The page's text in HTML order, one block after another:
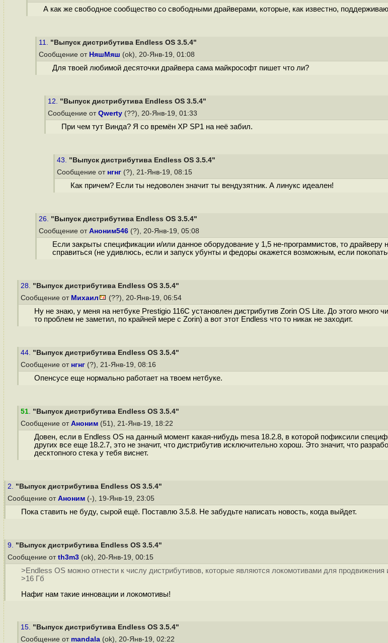
А как же свободное сообщество со свободными драйверами, которые, как известно,
11. "Выпуск дистрибутива Endless OS 3.5.4"
Сообщение от НяшМяш (ok), 20-Янв-19, 01:08
Для твоей любимой десяточки драйвера сама майкрософт пишет что ли?
12. "Выпуск дистрибутива Endless OS 3.5.4"
Сообщение от Qwerty (??), 20-Янв-19, 01:33
При чем тут Винда? Я со времён XP SP1 на неё забил.
43. "Выпуск дистрибутива Endless OS 3.5.4"
Сообщение от нгнг (?), 21-Янв-19, 08:15
Как причем? Если ты недоволен значит ты вендузятник. А линукс идеален!
26. "Выпуск дистрибутива Endless OS 3.5.4"
Сообщение от Аноним546 (?), 20-Янв-19, 05:08
Если закрыты спецификации и/или данное оборудование у 1,5 не-программистов, то
справиться (не удивлюсь, если и запуск убунты и федоры окажется возможным, если
28. "Выпуск дистрибутива Endless OS 3.5.4"
Сообщение от Михаил (??), 20-Янв-19, 06:54
Ну не знаю, у меня на нетбуке Prestigio 116C установлен дистрибутив Zorin OS Lite. До этого много
то проблем не заметил, по крайней мере с Zorin) а вот этот Endless что то никак не заходит.
44. "Выпуск дистрибутива Endless OS 3.5.4"
Сообщение от нгнг (?), 21-Янв-19, 08:16
Опенсусе еще нормально работает на твоем нетбуке.
51. "Выпуск дистрибутива Endless OS 3.5.4"
Сообщение от Аноним (51), 21-Янв-19, 18:22
Довен, если в Endless OS на данный момент какая-нибудь mesa 18.2.8, в которой пофиксили
других все еще 18.2.7, это не значит, что дистрибутив исключительно хорош. Это значит, что
десктопного стека у тебя виснет.
2. "Выпуск дистрибутива Endless OS 3.5.4"
Сообщение от Аноним (-), 19-Янв-19, 23:05
Пока ставить не буду, сырой ещё. Поставлю 3.5.8. Не забудьте написать новость, когда выйдет.
9. "Выпуск дистрибутива Endless OS 3.5.4"
Сообщение от th3m3 (ok), 20-Янв-19, 00:15
>Endless OS можно отнести к числу дистрибутивов, которые являются локомотивами для продвижения
>16 Гб
Нафиг нам такие инновации и локомотивы!
15. "Выпуск дистрибутива Endless OS 3.5.4"
Сообщение от mandala (ok), 20-Янв-19, 02:22